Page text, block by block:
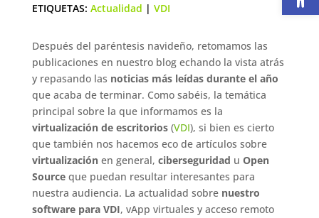
ETIQUETAS: Actualidad | VDI
Después del paréntesis navideño, retomamos las
publicaciones en nuestro blog echando la vista atrás
y repasando las noticias más leídas durante el año
que acaba de terminar. Como sabéis, la temática
principal sobre la que informamos es la
virtualización de escritorios(VDI), si bien es cierto
que también nos hacemos eco de artículos sobre
virtualizaciónen general, ciberseguridad u Open
Sourceque puedan resultar interesantes para
nuestra audiencia. La actualidad sobre nuestro
software para VDI, vApp virtuales y acceso remoto